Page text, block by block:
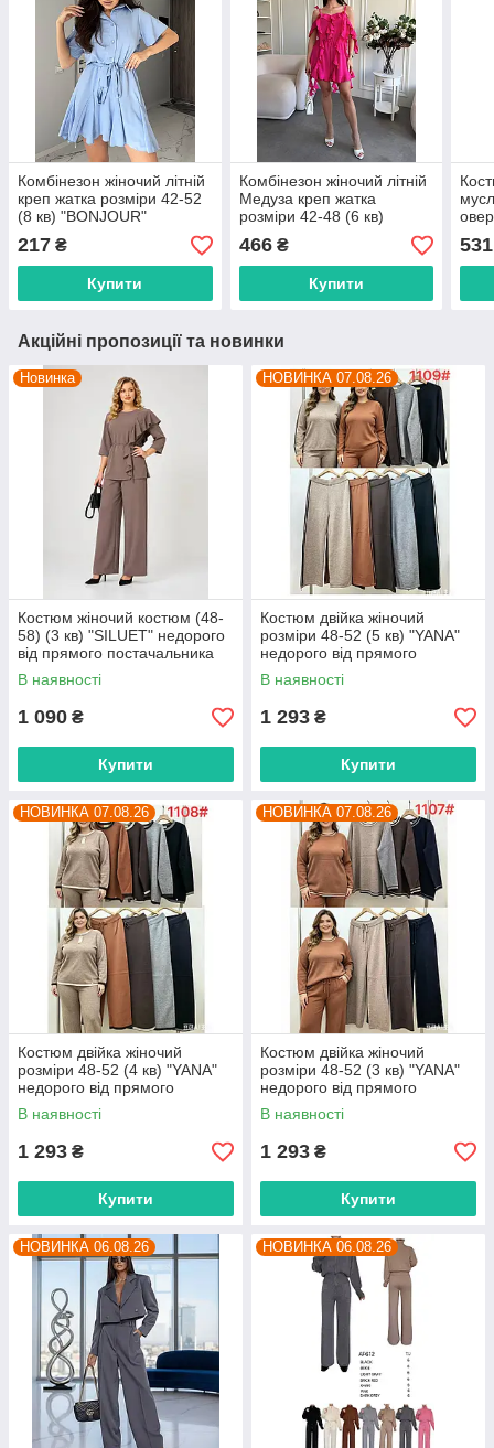
Комбінезон жіночий літній
креп жатка розміри 42-52
(8 кв) "BONJOUR"
недорого від прямого
постачальника
217 ₴
Купити
Комбінезон жіночий літній
Медуза креп жатка
розміри 42-48 (6 кв)
"BONJOUR" недорого від
прямого постачальника
466₴
Купити
531
Акційні пропозиції та новинки
Новинка
Костюм жіночий костюм (48-
58) (3 кв) "SILUET" недорого
від прямого постачальника
В наявності
1 090 ₴
Купити
НОВИНКА 07.08.26
Костюм двійка жіночий
розміри 48-52 (5 кв) "YANA"
недорого від прямого
постачальника
В наявності
1 293 ₴
Купити
НОВИНКА 07.08.26
Костюм двійка жіночий
розміри 48-52 (4 кв) "YANA"
недорого від прямого
постачальника
В наявності
1 293 ₴
Купити
НОВИНКА 07.08.26
Костюм двійка жіночий
розміри 48-52 (3 кв) "YANA"
недорого від прямого
постачальника
В наявності
1 293 ₴
Купити
НОВИНКА 06.08.26 НОВИНКА 06.08.26